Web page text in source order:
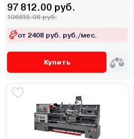
97 812.00 руб.
106615.08 руб.
от 2408 руб. руб./мес.
Купить